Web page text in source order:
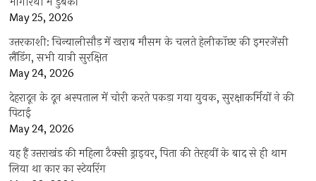
May 25, 2026
उत्तरकाशी: चिन्यालीसौड़ में खराब मौसम के चलते हेलीकॉप्टर की इमरजेंसी
लैंडिंग, सभी यात्री सुरक्षित
May 24, 2026
देहरादून के दून अस्पताल में चोरी करते पकड़ा गया युवक, सुरक्षाकर्मियों ने की
पिटाई
May 24, 2026
यह हैं उत्तराखंड की महिला टैक्सी ड्राइवर, पिता की तेरहवीं के बाद से ही थाम
लिया था कार का स्टेयरिंग